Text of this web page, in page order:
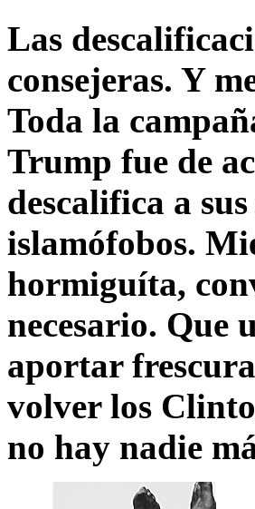
Las
consejeras. Y
Toda la
Trump fue de
descalifica a
islamófobos.
hormiguíta,
necesario. Que
aportar
volver los
no hay nadie